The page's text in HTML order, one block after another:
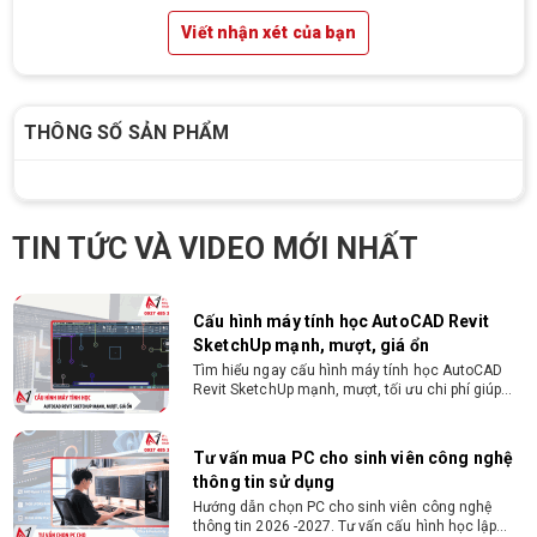
Viết nhận xét của bạn
THÔNG SỐ SẢN PHẨM
TIN TỨC VÀ VIDEO MỚI NHẤT
làm việc độc lập 24/7 Trung thực, chịu khó, có
tinh thần học hỏi, sáng tạo, tinh thần trách nhiệm
cao, quyết đoán. Kinh nghiệm ít nhất 2 năm ở vị
trí tương đương
ĐIỀU KIỆN TRẢ GÓP HDSAIGON
CMND và Hộ khẩu - Xét duyệt nhanh chóng trong
vòng 10 phút
họa từ 2D, dựng video đến 3D
Hướng dẫn chọn PC cho sinh viên thiết kế đồ họa
từ 2D, dựng video đến 3D. Cấu hình tối ưu, dùng
Cấu hình máy tính học AutoCAD Revit
SketchUp mạnh, mượt, giá ổn
Tìm hiểu ngay cấu hình máy tính học AutoCAD
Revit SketchUp mạnh, mượt, tối ưu chi phí giúp
Tư vấn mua PC cho sinh viên công nghệ
thông tin sử dụng
Hướng dẫn chọn PC cho sinh viên công nghệ
thông tin 2026 -2027. Tư vấn cấu hình học lập